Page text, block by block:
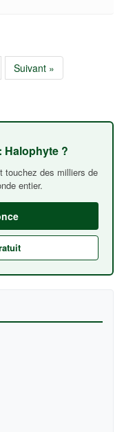
Suivant »
Halophyte ?
touchez des milliers de
entier.